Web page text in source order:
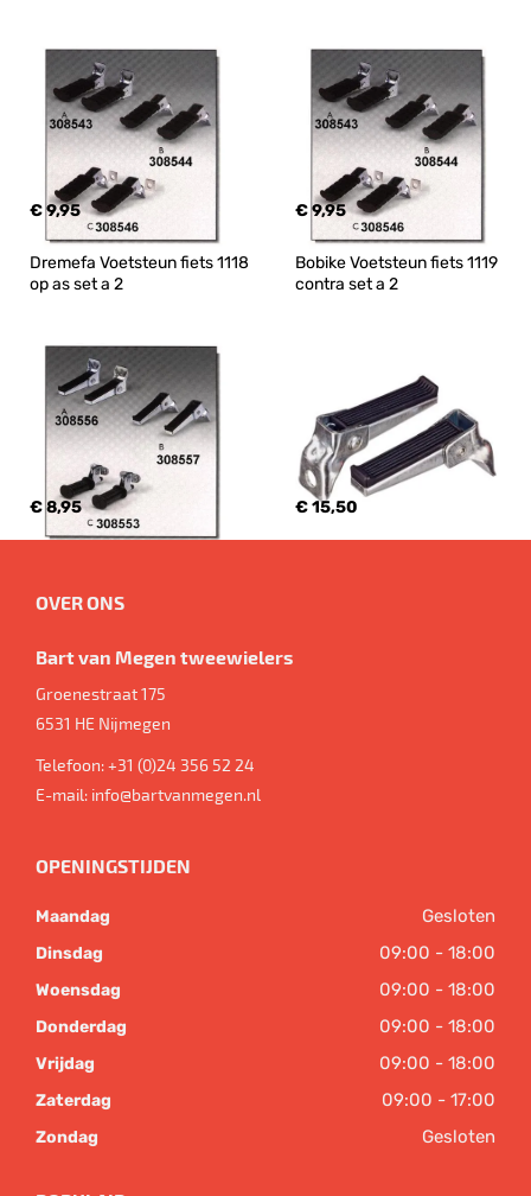
€ 9,95 € 9,95
Dremefa Voetsteun fiets 1118
op as set a 2
€ 8,95
Bobike Voetsteun fiets 1119
contra set a 2
€ 15,50
OVER ONS
Bart van Megen tweewielers
Groenestraat 175
6531 HE Nijmegen
Telefoon:+31 (0)24 356 52 24
E-mail: info@bartvanmegen.nl
OPENINGSTIJDEN
Maandag Gesloten
Dinsdag 09:00 - 18:00
Woensdag 09:00 - 18:00
Donderdag 09:00 - 18:00
Vrijdag 09:00 - 18:00
Zaterdag 09:00 - 17:00
Zondag Gesloten